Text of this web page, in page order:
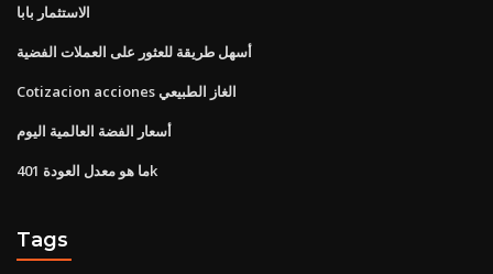
الاستثمار بابا
أسهل طريقة للعثور على العملات الفضية
Cotizacion acciones الغاز الطبيعي
أسعار الفضة العالمية اليوم
ما هو معدل العودة 401k
Tags